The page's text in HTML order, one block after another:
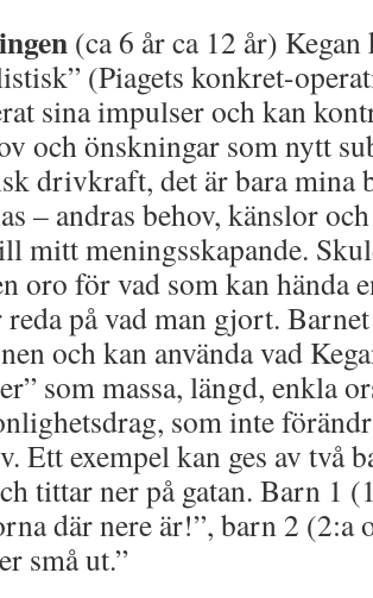
(ca 6 år ca 12 år)
(Piagets konkret-
sina impulser och kan
och önskningar som nytt
drivkraft, det är bara mina
– andras behov, känslor
mitt meningsskapande.
oro för vad som kan hända
reda på vad man gjort.
och kan använda vad
som massa, längd, enkla
som inte
Ett exempel kan ges av två
tittar ner på gatan. Barn 1
där nere är!”, barn 2 (2:a
små ut.”